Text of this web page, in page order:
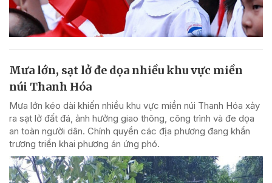
Mưa lớn, sạt lở đe dọa nhiều khu vực miền
núi Thanh Hóa
Mưa lớn kéo dài khiến nhiều khu vực miền núi Thanh Hóa xảy
ra sạt lở đất đá, ảnh hưởng giao thông, công trình và đe dọa
an toàn người dân. Chính quyền các địa phương đang khẩn
trương triển khai phương án ứng phó.